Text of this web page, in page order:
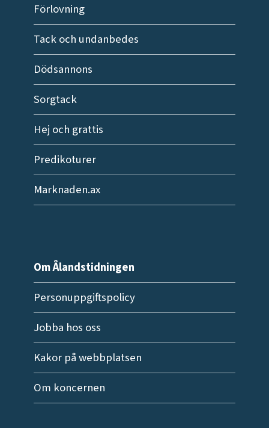
Förlovning
Tack och undanbedes
Dödsannons
Sorgtack
Hej och grattis
Predikoturer
Marknaden.ax
Om Ålandstidningen
Personuppgiftspolicy
Jobba hos oss
Kakor på webbplatsen
Om koncernen